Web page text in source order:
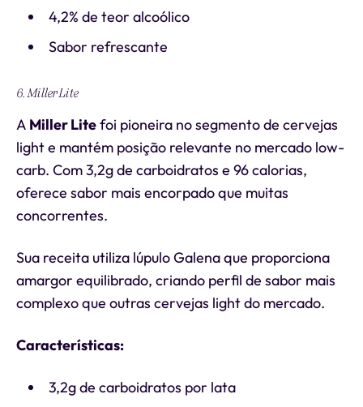
4,2% de teor alcoólico
Sabor refrescante
6. Miller Lite
A Miller Litefoi pioneira no segmento de cervejas
light e mantém posição relevante no mercado low-
carb. Com 3,2g de carboidratos e 96 calorias,
oferece sabor mais encorpado que muitas
concorrentes.
Sua receita utiliza lúpulo Galena que proporciona
amargor equilibrado, criando perfil de sabor mais
complexo que outras cervejas light do mercado.
Características:
3,2g de carboidratos por lata